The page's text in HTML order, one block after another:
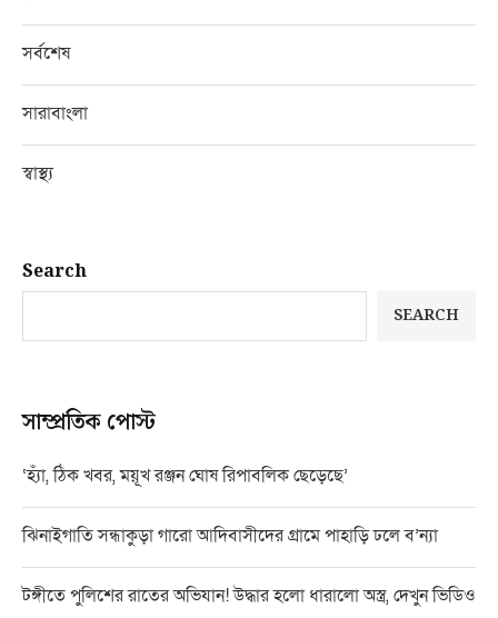
সর্বশেষ
সারাবাংলা
স্বাস্থ্য
Search
SEARCH
সাম্প্রতিক পোস্ট
‘হ্যাঁ, ঠিক খবর, ময়ূখ রঞ্জন ঘোষ রিপাবলিক ছেড়েছে’
ঝিনাইগাতি সন্ধাকুড়া গারো আদিবাসীদের গ্রামে পাহাড়ি ঢলে ব’ন্যা
টঙ্গীতে পুলিশের রাতের অভিযান! উদ্ধার হলো ধারালো অস্ত্র, দেখুন ভিডিও